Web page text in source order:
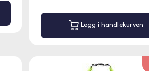
Legg i handlekurven